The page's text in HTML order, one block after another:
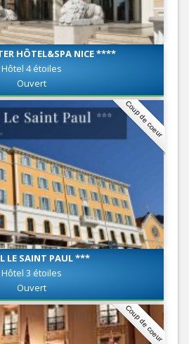
HÔTEL&SPA NICE ****
Hôtel 4 étoiles
Ouvert
Coup de coeur
LE SAINT PAUL ***
Hôtel 3 étoiles
Ouvert
Coup de coeur